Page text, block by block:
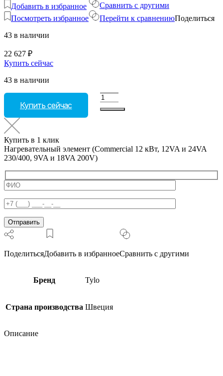
Добавить в избранное
Посмотреть избранное
Сравнить с другими
Перейти к сравнениюПоделиться
43 в наличии
22 627 ₽
Купить сейчас
43 в наличии
Купить сейчас
Количество
кВт,
24VA
Купить в 1 клик
Нагревательный элемент (Commercial 12 кВт, 12VA и 24VA
230/400, 9VA и 18VA 200V)
ПоделитьсяДобавить в избранноеСравнить с другими
Бренд Tylo
Страна производства Швеция
Описание